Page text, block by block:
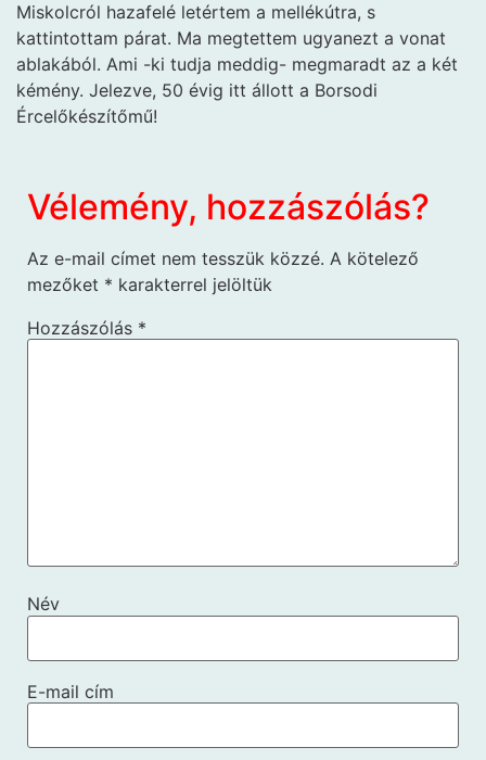
Miskolcról hazafelé letértem a mellékútra, s
kattintottam párat. Ma megtettem ugyanezt a vonat
ablakából. Ami -ki tudja meddig- megmaradt az a két
kémény. Jelezve, 50 évig itt állott a Borsodi
Ércelőkészítőmű!
Vélemény, hozzászólás?
Az e-mail címet nem tesszük közzé. A kötelező
mezőket * karakterrel jelöltük
Hozzászólás *
Név
E-mail cím